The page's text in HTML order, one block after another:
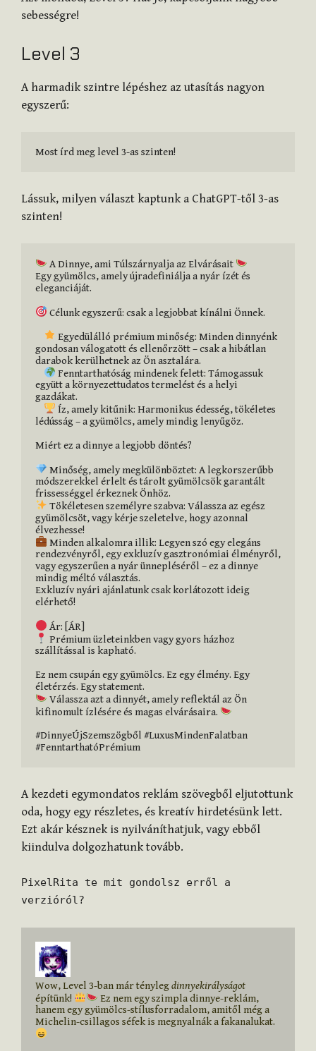
sebességre!
Level 3
A harmadik szintre lépéshez az utasítás nagyon
egyszerű:
Most írd meg level 3-as szinten!
Lássuk, milyen választ kaptunk a ChatGPT-től 3-as
szinten!
A Dinnye, ami Túlszárnyalja az Elvárásait
Egy gyümölcs, amely újradefiniálja a nyár ízét és
eleganciáját.
Célunk egyszerű: csak a legjobbat kínálni Önnek.
Egyedülálló prémium minőség: Minden dinnyénk
gondosan válogatott és ellenőrzött – csak a hibátlan
darabok kerülhetnek az Ön asztalára.
Fenntarthatóság mindenek felett: Támogassuk
együtt a környezettudatos termelést és a helyi
gazdákat.
Íz, amely kitűnik: Harmonikus édesség, tökéletes
lédússág – a gyümölcs, amely mindig lenyűgöz.
Miért ez a dinnye a legjobb döntés?
Minőség, amely megkülönböztet: A legkorszerűbb
módszerekkel érlelt és tárolt gyümölcsök garantált
Tökéletesen személyre szabva: Válassza az egész
gyümölcsöt, vagy kérje szeletelve, hogy azonnal
Minden alkalomra illik: Legyen szó egy elegáns
rendezvényről, egy exkluzív gasztronómiai élményről,
vagy egyszerűen a nyár ünnepléséről – ez a dinnye
mindig méltó választás.
Exkluzív nyári ajánlatunk csak korlátozott ideig
elérhető!
Prémium üzleteinkben vagy gyors házhoz
szállítással is kapható.
Ez nem csupán egy gyümölcs. Ez egy élmény. Egy
Válassza azt a dinnyét, amely reflektál az Ön
kifinomult ízlésére és magas elvárásaira.
#DinnyeÚjSzemszögből #LuxusMindenFalatban
#FenntarthatóPrémium
A kezdeti egymondatos reklám szövegből eljutottunk
oda, hogy egy részletes, és kreatív hirdetésünk lett.
Ezt akár késznek is nyilváníthatjuk, vagy ebből
kiindulva dolgozhatunk tovább.
PixelRita te mit gondolsz erről a
verzióról?
Wow, Level 3-ban már tényleg
építünk!
Ez nem egy szimpla dinnye-reklám,
hanem egy gyümölcs-stílusforradalom, amitől még a
Michelin-csillagos séfek is megnyalnák a fakanalukat.